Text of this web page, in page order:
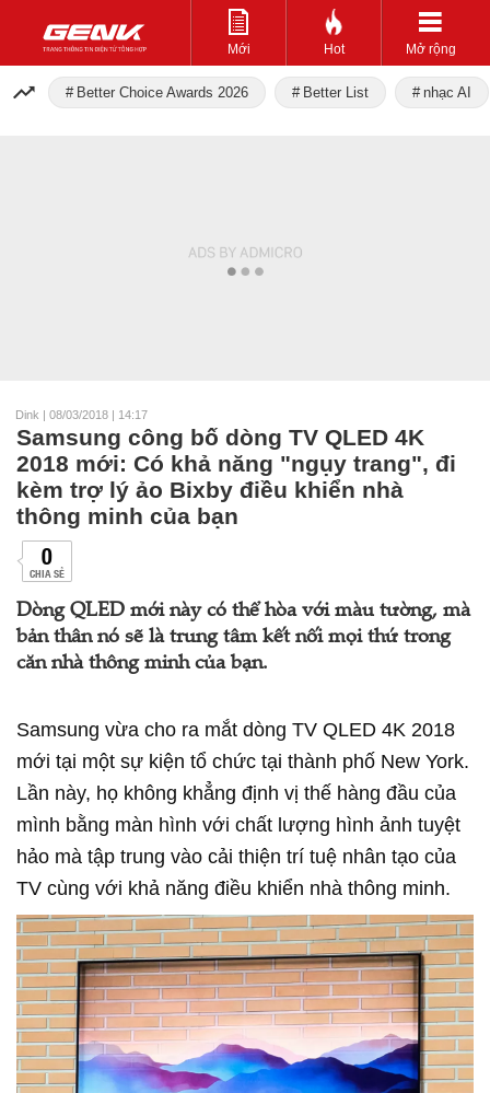
Mới Hot Mở rộng
Better Choice Awards 2026 Better List nhạc AI
Dink | 08/03/2018 | 14:17
Samsung công bố dòng TV QLED 4K
2018 mới: Có khả năng "ngụy trang", đi
kèm trợ lý ảo Bixby điều khiển nhà
thông minh của bạn
0
CHIA SẺ
Dòng QLED mới này có thể hòa với màu tường, mà
bản thân nó sẽ là trung tâm kết nối mọi thứ trong
căn nhà thông minh của bạn.
Samsung vừa cho ra mắt dòng TV QLED 4K 2018
mới tại một sự kiện tổ chức tại thành phố New York.
Lần này, họ không khẳng định vị thế hàng đầu của
mình bằng màn hình với chất lượng hình ảnh tuyệt
hảo mà tập trung vào cải thiện trí tuệ nhân tạo của
TV cùng với khả năng điều khiển nhà thông minh.